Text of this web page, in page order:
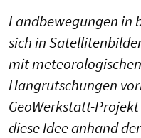
Landbewegungen in
sich in
mit
Hangrutschungen
GeoWerkstatt-
diese Idee anhand